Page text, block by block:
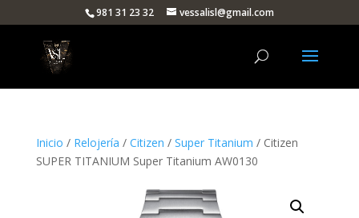
981 31 23 32 vessalisl@gmail.com
Inicio / Relojería / Citizen / Super Titanium / Citizen
SUPER TITANIUM Super Titanium AW0130